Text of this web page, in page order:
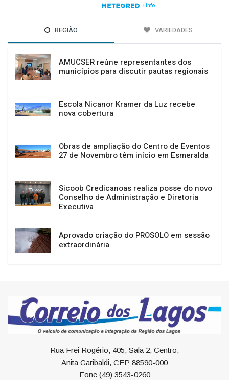
REGIÃO VARIEDADES
AMUCSER reúne representantes dos
municípios para discutir pautas regionais
Escola Nicanor Kramer da Luz recebe
nova cobertura
Obras de ampliação do Centro de Eventos
27 de Novembro têm início em Esmeralda
Sicoob Credicanoas realiza posse do novo
Conselho de Administração e Diretoria
Executiva
Aprovado criação do PROSOLO em sessão
extraordinária
Rua Frei Rogério, 405, Sala 2, Centro,
Anita Garibaldi, CEP 88590-000
Fone (49) 3543-0260